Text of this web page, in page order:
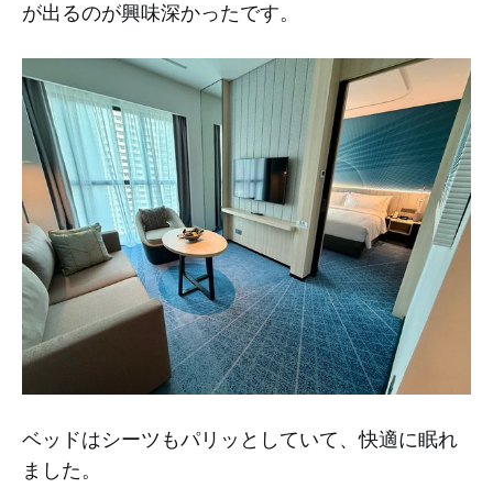
が出るのが興味深かったです。
ベッドはシーツもパリッとしていて、快適に眠れ
ました。